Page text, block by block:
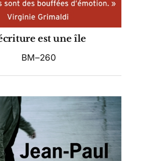
est une île
BM–260